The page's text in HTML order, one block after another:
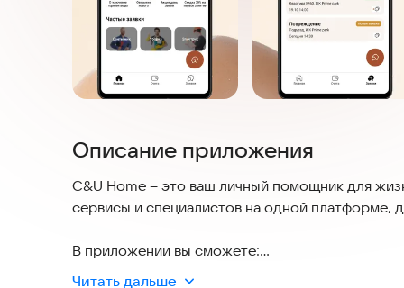
Описание приложения
C&U Home – это ваш личный помощник для
сервисы и специалистов на одной
В приложении вы сможете:
- Подать заявку на обслуживание и решение
Читать дальше